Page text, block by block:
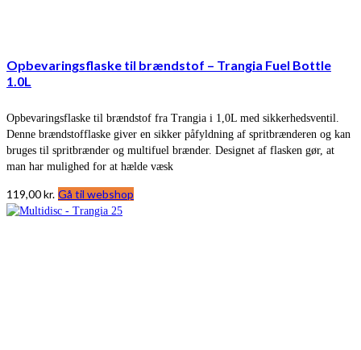
Opbevaringsflaske til brændstof – Trangia Fuel Bottle
1.0L
Opbevaringsflaske til brændstof fra Trangia i 1,0L med sikkerhedsventil.
Denne brændstofflaske giver en sikker påfyldning af spritbrænderen og kan
bruges til spritbrænder og multifuel brænder. Designet af flasken gør, at
man har mulighed for at hælde væsk
119,00kr. Gå til webshop